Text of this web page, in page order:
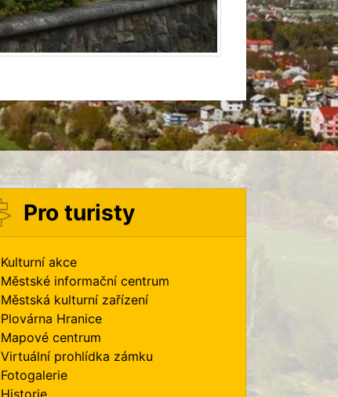
Pro turisty
Kulturní akce
Městské informační centrum
Městská kulturní zařízení
Plovárna Hranice
Mapové centrum
Virtuální prohlídka zámku
Fotogalerie